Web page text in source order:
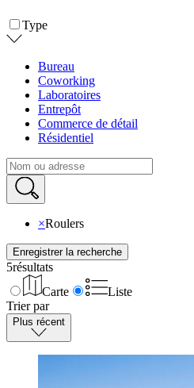
Type
Bureau
Coworking
Laboratoires
Entrepôt
Commerce de détail
Résidentiel
×Roulers
Enregistrer la recherche
5résultats
Carte
Liste
Trier par
Plus récent